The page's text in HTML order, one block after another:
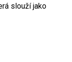
slouží jako